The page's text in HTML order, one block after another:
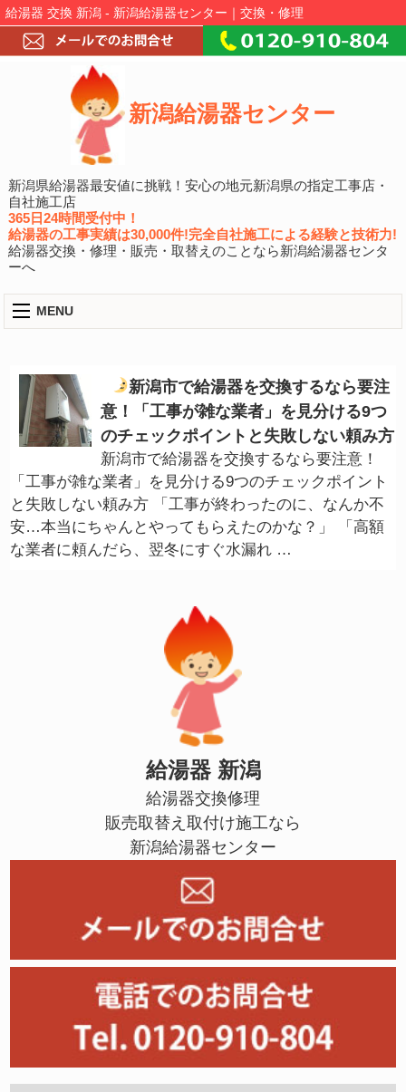
給湯器 交換 新潟 - 新潟給湯器センター｜交換・修理
新潟給湯器センター
新潟県給湯器最安値に挑戦！安心の地元新潟県の指定工事店・
自社施工店
365日24時間受付中！
給湯器の工事実績は30,000件!完全自社施工による経験と技術力!
給湯器交換・修理・販売・取替えのことなら新潟給湯器センタ
ーへ
MENU
新潟市で給湯器を交換するなら要注
意！「工事が雑な業者」を見分ける9つ
のチェックポイントと失敗しない頼み方
新潟市で給湯器を交換するなら要注意！
「工事が雑な業者」を見分ける9つのチェックポイント
と失敗しない頼み方 「工事が終わったのに、なんか不
安…本当にちゃんとやってもらえたのかな？」 「高額
な業者に頼んだら、翌冬にすぐ水漏れ …
給湯器 新潟
給湯器交換修理
販売取替え取付け施工なら
新潟給湯器センター